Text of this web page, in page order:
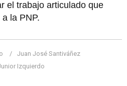
el trabajo articulado que
la PNP.
Juan José Santiváñez
Izquierdo